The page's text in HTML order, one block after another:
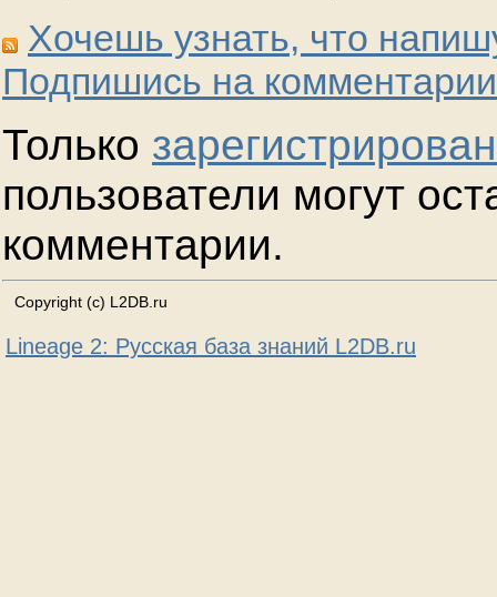
Хочешь узнать, что
Подпишись на
Только
пользователи могут
комментарии.
Copyright (c) L2DB.ru
Lineage 2: Русская база знаний L2DB.ru